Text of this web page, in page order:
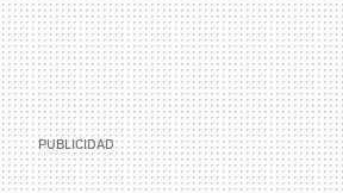
MAIL